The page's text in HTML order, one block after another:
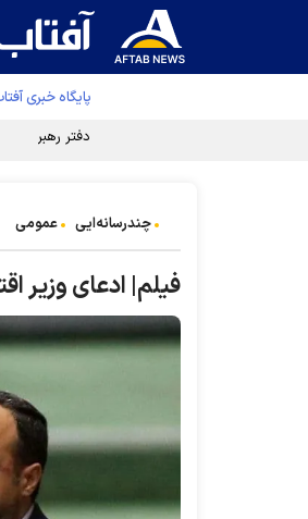
پایگاه خبری
دفتر رهبر
چندرسانه‌ایی عمومی
فیلم| ادعای وزیر